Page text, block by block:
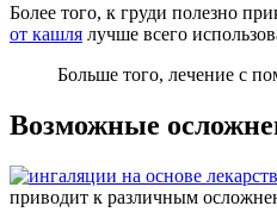
Более того, к груди полезно
от кашля лучше всего
Больше того, лечение с
Возможные
приводит к различным